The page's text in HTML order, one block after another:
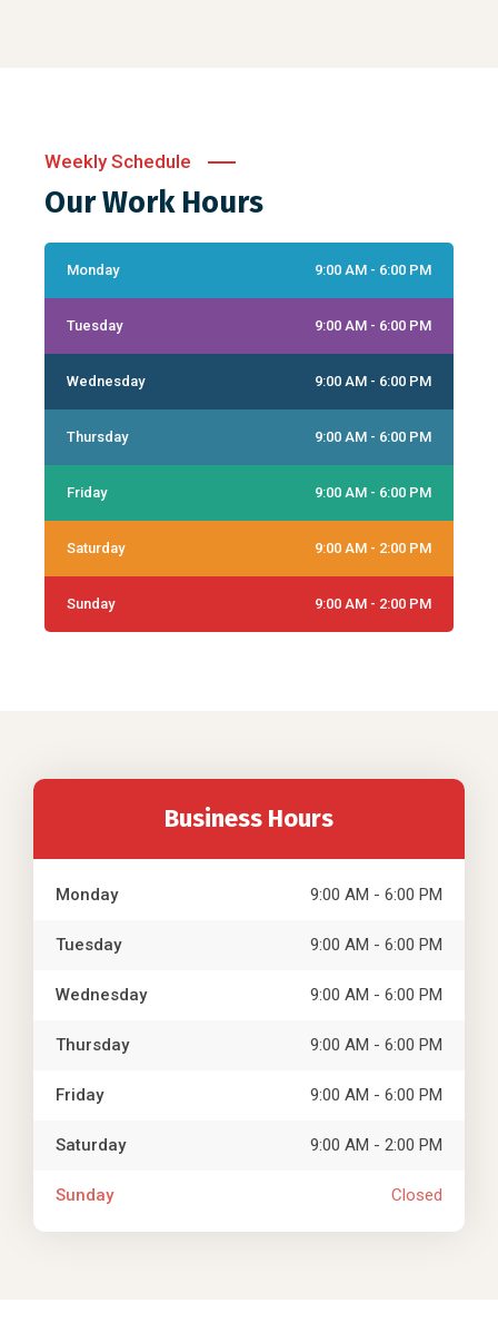
Weekly Schedule
Our Work Hours
Monday 9:00 AM - 6:00 PM
Tuesday 9:00 AM - 6:00 PM
Wednesday 9:00 AM - 6:00 PM
Thursday 9:00 AM - 6:00 PM
Friday 9:00 AM - 6:00 PM
Saturday 9:00 AM - 2:00 PM
Sunday 9:00 AM - 2:00 PM
Business Hours
Monday 9:00 AM - 6:00 PM
Tuesday 9:00 AM - 6:00 PM
Wednesday 9:00 AM - 6:00 PM
Thursday 9:00 AM - 6:00 PM
Friday 9:00 AM - 6:00 PM
Saturday 9:00 AM - 2:00 PM
Sunday Closed